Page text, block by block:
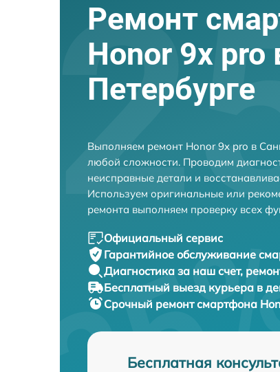
Ремонт
Honor 9x pro
Петербурге
Выполняем ремонт Honor 9x pro в
любой сложности. Проводим
неисправные детали и
Используем оригинальные или
ремонта выполняем проверку всех
Официальный сервис
Гарантийное обслуживание
Диагностика за наш счет,
Бесплатный выезд курьера в
Срочный ремонтсмартфона
Бесплатная